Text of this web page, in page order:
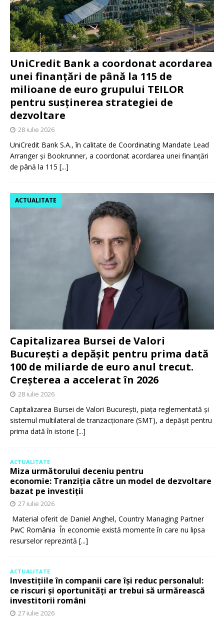
UniCredit Bank a coordonat acordarea
unei finanțări de până la 115 de
milioane de euro grupului TEILOR
pentru susținerea strategiei de
dezvoltare
28 iulie 2026
UniCredit Bank S.A., în calitate de Coordinating Mandate Lead
Arranger și Bookrunner, a coordonat acordarea unei finanțări
de până la 115 [...]
Capitalizarea Bursei de Valori
București a depășit pentru prima dată
100 de miliarde de euro anul trecut.
Creșterea a accelerat în 2026
ACTUALITATE
28 iulie 2026
Capitalizarea Bursei de Valori București, piața reglementată și
sistemul multilateral de tranzacționare (SMT), a depășit pentru
prima dată în istorie [...]
ACTUALITATE
Miza următorului deceniu pentru
economie: Tranziția către un model de dezvoltare
bazat pe investiții
27 iulie 2026
Material oferit de Daniel Anghel, Country Managing Partner
PwC România În economie există momente în care nu lipsa
resurselor reprezintă [...]
ACTUALITATE
Investițiile în companii care își reduc personalul:
ce riscuri și oportunități ar trebui să urmărească
investitorii români
27 iulie 2026